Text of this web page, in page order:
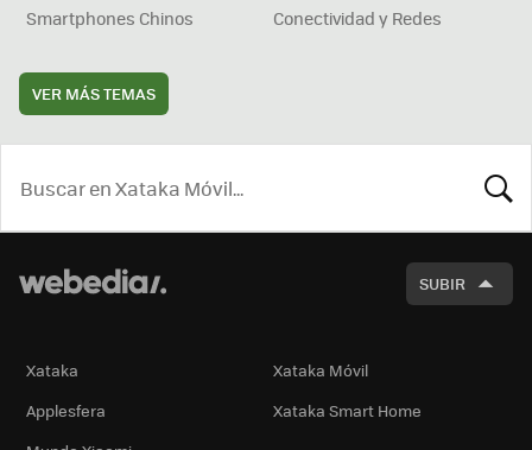
Smartphones Chinos
Conectividad y Redes
VER MÁS TEMAS
SUBIR
Xataka
Xataka Móvil
Applesfera
Xataka Smart Home